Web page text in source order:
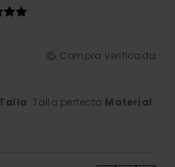
Compra verificada
Talla: Talla perfecta Material: